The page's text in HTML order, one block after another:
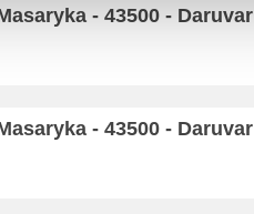
- 43500 - Daruvar
- 43500 - Daruvar